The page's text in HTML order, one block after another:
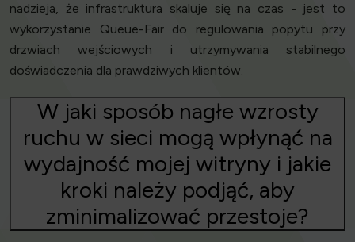
nadzieja, że infrastruktura skaluje się na czas - jest to
wykorzystanie Queue-Fair do regulowania popytu przy
drzwiach wejściowych i utrzymywania stabilnego
doświadczenia dla prawdziwych klientów.
W jaki sposób nagłe wzrosty
ruchu w sieci mogą wpłynąć na
wydajność mojej witryny i jakie
kroki należy podjąć, aby
zminimalizować przestoje?